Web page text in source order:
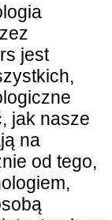
jest
jak nasze
na
od tego,